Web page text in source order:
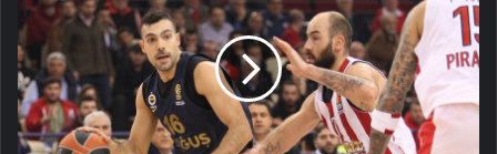
ο
Κώστας
Σλούκας